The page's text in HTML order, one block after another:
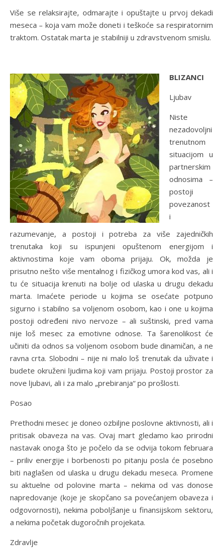
Više se relaksirajte, odmarajte i opuštajte u prvoj dekadi
meseca – koja vam može doneti i teškoće sa respiratornim
traktom. Ostatak marta je stabilniji u zdravstvenom smislu.
BLIZANCI
Ljubav
Niste
nezadovoljni
trenutnom
situacijom u
partnerskim
odnosima –
postoji
povezanost
i
razumevanje, a postoji i potreba za više zajedničkih
trenutaka koji su ispunjeni opuštenom energijom i
aktivnostima koje vam oboma prijaju. Ok, možda je
prisutno nešto više mentalnog i fizičkog umora kod vas, ali i
tu će situacija krenuti na bolje od ulaska u drugu dekadu
marta. Imaćete periode u kojima se osećate potpuno
sigurno i stabilno sa voljenom osobom, kao i one u kojima
postoji određeni nivo nervoze – ali suštinski, pred vama
nije loš mesec za emotivne odnose. Ta šarenolikost će
učiniti da odnos sa voljenom osobom bude dinamičan, a ne
ravna crta. Slobodni – nije ni malo loš trenutak da uživate i
budete okruženi ljudima koji vam prijaju. Postoji prostor za
nove ljubavi, ali i za malo „prebiranja“ po prošlosti.
Posao
Prethodni mesec je doneo ozbiljne poslovne aktivnosti, ali i
pritisak obaveza na vas. Ovaj mart gledamo kao prirodni
nastavak onoga što je počelo da se odvija tokom februara
– priliv energije i borbenosti po pitanju posla će posebno
biti naglašen od ulaska u drugu dekadu meseca. Promene
su aktuelne od polovine marta – nekima od vas donose
napredovanje (koje je skopčano sa povećanjem obaveza i
odgovornosti), nekima poboljšanje u finansijskom sektoru,
a nekima početak dugoročnih projekata.
Zdravlje